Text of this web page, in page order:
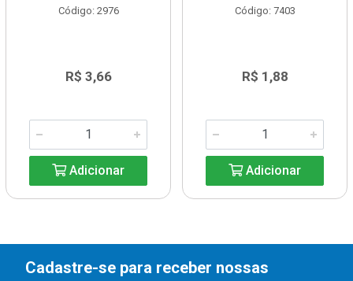
Código: 2976
R$ 3,66
Adicionar
Código: 7403
R$ 1,88
Adicionar
Cadastre-se para receber nossas